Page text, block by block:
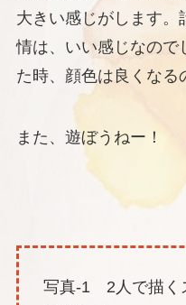
大きい感じがします。
情は、いい感じなので
た時、顔色は良くなる
また、遊ぼうねー！
写真-1 2人で描く